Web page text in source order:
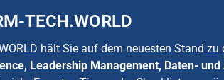
TECH.WORLD
hält Sie auf dem neuesten Stand zu
Leadership Management, Daten-